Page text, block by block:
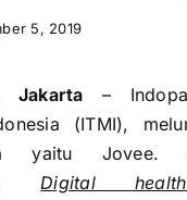
5, 2019
Jakarta –
(ITMI),
yaitu Jovee.
Digital